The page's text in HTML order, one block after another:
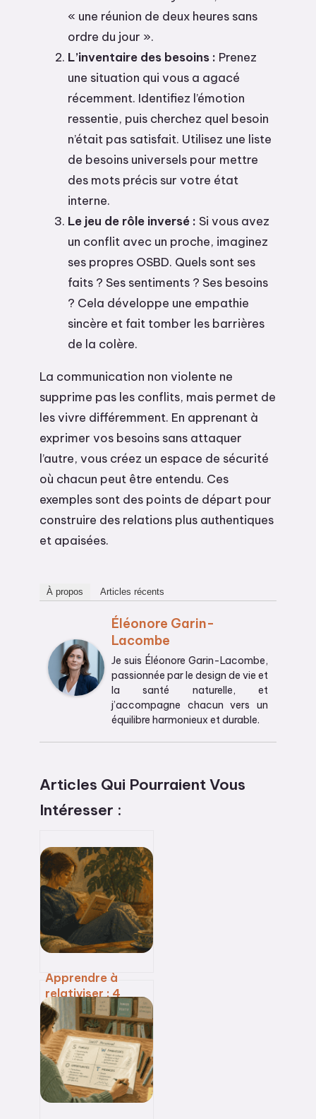
« une réunion de deux heures sans
ordre du jour ».
L’inventaire des besoins : Prenez
une situation qui vous a agacé
récemment. Identifiez l’émotion
ressentie, puis cherchez quel besoin
n’était pas satisfait. Utilisez une liste
de besoins universels pour mettre
des mots précis sur votre état
interne.
Le jeu de rôle inversé : Si vous avez
un conflit avec un proche, imaginez
ses propres OSBD. Quels sont ses
faits ? Ses sentiments ? Ses besoins
? Cela développe une empathie
sincère et fait tomber les barrières
de la colère.
La communication non violente ne
supprime pas les conflits, mais permet de
les vivre différemment. En apprenant à
exprimer vos besoins sans attaquer
l’autre, vous créez un espace de sécurité
où chacun peut être entendu. Ces
exemples sont des points de départ pour
construire des relations plus authentiques
et apaisées.
À propos Articles récents
Éléonore Garin-
Lacombe
Je suis Éléonore Garin-Lacombe,
passionnée par le design de vie et
la santé naturelle, et
j’accompagne chacun vers un
équilibre harmonieux et durable.
Articles Qui Pourraient Vous
Intéresser :
Apprendre à
relativiser : 4
méthodes
concrètes pour
reprendre le
contrôle de vos
émotions